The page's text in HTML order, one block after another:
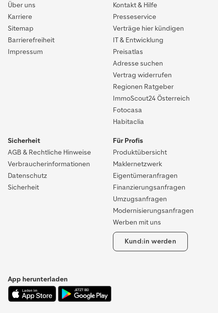
Über uns
Karriere
Sitemap
Barrierefreiheit
Impressum
Kontakt & Hilfe
Presseservice
Verträge hier kündigen
IT & Entwicklung
Preisatlas
Adresse suchen
Vertrag widerrufen
Regionen Ratgeber
ImmoScout24 Österreich
Fotocasa
Habitaclia
Sicherheit
AGB & Rechtliche Hinweise
Verbraucherinformationen
Datenschutz
Sicherheit
Für Profis
Produktübersicht
Maklernetzwerk
Eigentümeranfragen
Finanzierungsanfragen
Umzugsanfragen
Modernisierungsanfragen
Werben mit uns
Kund:in werden
App herunterladen